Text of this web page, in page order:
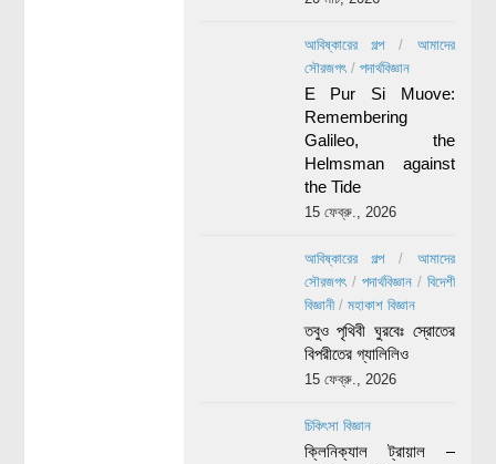
আবিষ্কারের গল্প/ আমাদের
সৌরজগৎ/ পদার্থবিজ্ঞান
E Pur Si Muove:
Remembering
Galileo, the
Helmsman against
the Tide
15 ফেব্রু., 2026
আবিষ্কারের গল্প/ আমাদের
সৌরজগৎ/ পদার্থবিজ্ঞান/ বিদেশী
বিজ্ঞানী/ মহাকাশ বিজ্ঞান
তবুও পৃথিবী ঘুরবেঃ স্রোতের
বিপরীতের গ্যালিলিও
15 ফেব্রু., 2026
চিকিৎসা বিজ্ঞান
ক্লিনিক্যাল ট্রায়াল –